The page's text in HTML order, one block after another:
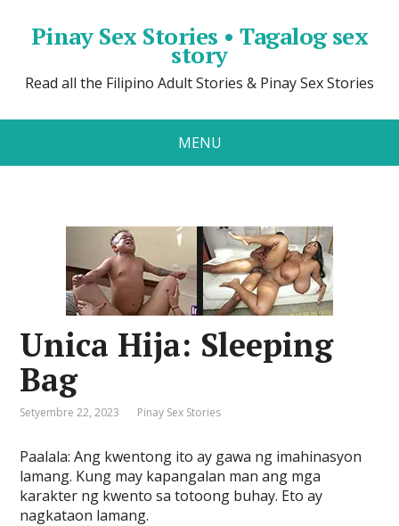
Pinay Sex Stories • Tagalog sex
story
Read all the Filipino Adult Stories & Pinay Sex Stories
MENU
Unica Hija: Sleeping
Bag
Setyembre 22, 2023 Pinay Sex Stories
Paalala: Ang kwentong ito ay gawa ng imahinasyon
lamang. Kung may kapangalan man ang mga
karakter ng kwento sa totoong buhay. Eto ay
nagkataon lamang.